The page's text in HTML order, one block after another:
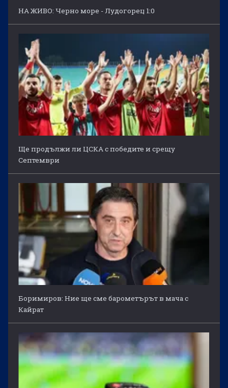
НА ЖИВО: Черно море - Лудогорец 1:0
Ще продължи ли ЦСКА с победите и срещу
Септември
Боримиров: Ние ще сме барометърът в мача с
Кайрат